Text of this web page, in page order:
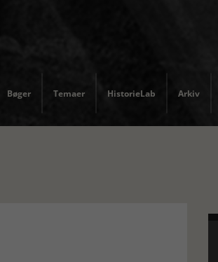
Bøger Temaer HistorieLab Arkiv